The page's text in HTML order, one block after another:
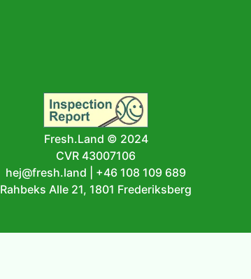
Fresh.Land © 2024
CVR 43007106
hej@fresh.land
+46 108 109 689
Rahbeks Alle 21, 1801 Frederiksberg